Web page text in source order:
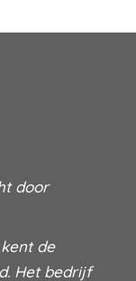
door
de
Het bedrijf